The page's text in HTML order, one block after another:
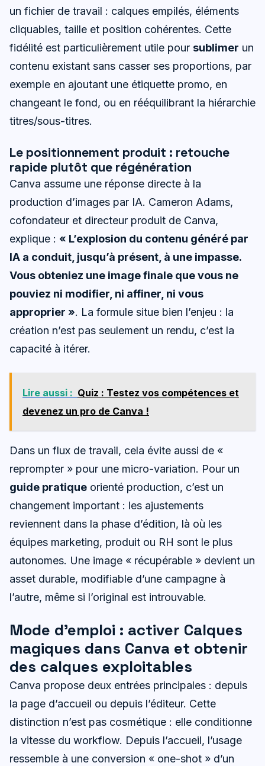
un fichier de travail : calques empilés, éléments
cliquables, taille et position cohérentes. Cette
fidélité est particulièrement utile pour sublimer un
contenu existant sans casser ses proportions, par
exemple en ajoutant une étiquette promo, en
changeant le fond, ou en rééquilibrant la hiérarchie
titres/sous-titres.
Le positionnement produit : retouche
rapide plutôt que régénération
Canva assume une réponse directe à la
production d’images par IA. Cameron Adams,
cofondateur et directeur produit de Canva,
explique : « L’explosion du contenu généré par
IA a conduit, jusqu’à présent, à une impasse.
Vous obteniez une image finale que vous ne
pouviez ni modifier, ni affiner, ni vous
approprier ». La formule situe bien l’enjeu : la
création n’est pas seulement un rendu, c’est la
capacité à itérer.
Lire aussi : Quiz : Testez vos compétences et
devenez un pro de Canva !
Dans un flux de travail, cela évite aussi de «
reprompter » pour une micro-variation. Pour un
guide pratique orienté production, c’est un
changement important : les ajustements
reviennent dans la phase d’édition, là où les
équipes marketing, produit ou RH sont le plus
autonomes. Une image « récupérable » devient un
asset durable, modifiable d’une campagne à
l’autre, même si l’original est introuvable.
Mode d’emploi : activer Calques
magiques dans Canva et obtenir
des calques exploitables
Canva propose deux entrées principales : depuis
la page d’accueil ou depuis l’éditeur. Cette
distinction n’est pas cosmétique : elle conditionne
la vitesse du workflow. Depuis l’accueil, l’usage
ressemble à une conversion « one-shot » d’un